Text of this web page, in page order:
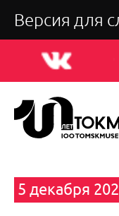
Версия для
5 декабря